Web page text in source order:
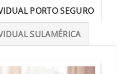
PORTO SEGURO
SULAMÉRICA